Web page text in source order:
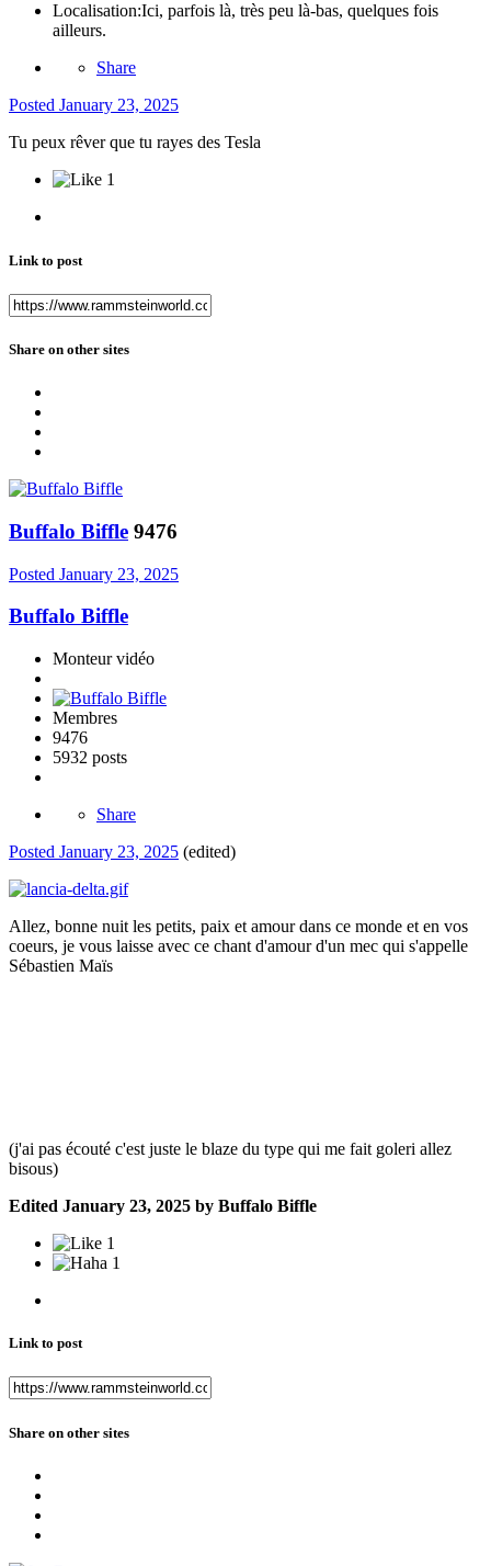
Localisation:Ici, parfois là, très peu là-bas, quelques fois
ailleurs.
Share
Posted January 23, 2025
Tu peux rêver que tu rayes des Tesla
1
Link to post
Share on other sites
Buffalo Biffle 9476
Posted January 23, 2025
Buffalo Biffle
Monteur vidéo
Membres
9476
5932 posts
Share
Posted January 23, 2025 (edited)
Allez, bonne nuit les petits, paix et amour dans ce monde et en vos
coeurs, je vous laisse avec ce chant d'amour d'un mec qui s'appelle
Sébastien Maïs
(j'ai pas écouté c'est juste le blaze du type qui me fait goleri allez
bisous)
Edited January 23, 2025 by Buffalo Biffle
1
1
Link to post
Share on other sites